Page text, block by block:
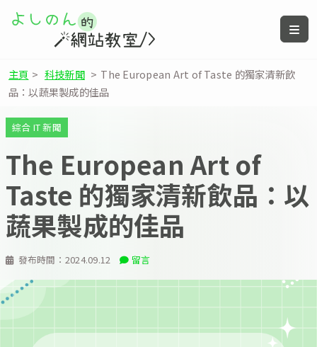
主頁 > 科技新聞 > The European Art of Taste 的獨家清新飲
品：以蔬果製成的佳品
發布時間： 2024.09.12 留言
綜合 IT 新聞
The European Art of
Taste 的獨家清新飲品：以
蔬果製成的佳品